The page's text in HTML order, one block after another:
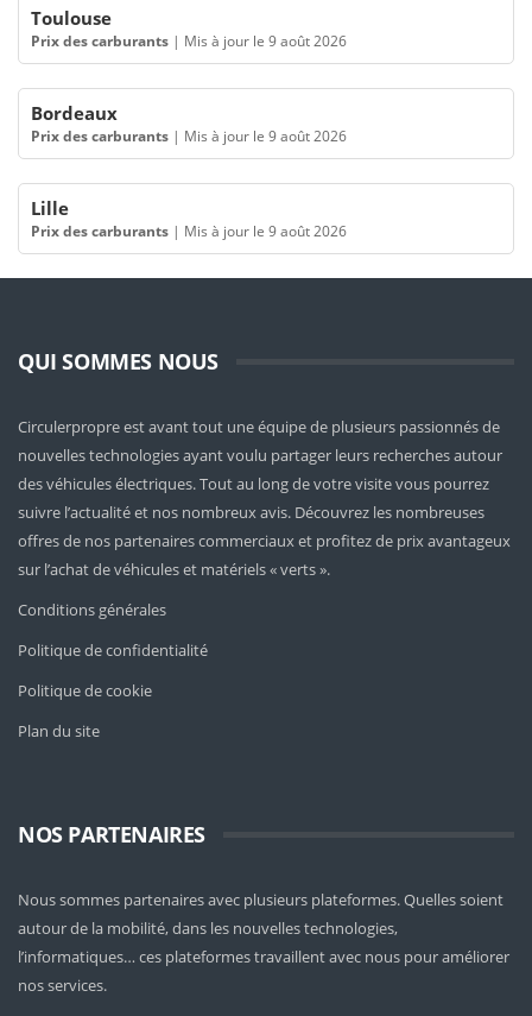
Toulouse
Prix des carburants | Mis à jour le 9 août 2026
Bordeaux
Prix des carburants | Mis à jour le 9 août 2026
Lille
Prix des carburants | Mis à jour le 9 août 2026
QUI SOMMES NOUS
Circulerpropre est avant tout une équipe de plusieurs passionnés de
nouvelles technologies ayant voulu partager leurs recherches autour
des véhicules électriques. Tout au long de votre visite vous pourrez
suivre l’actualité et nos nombreux avis. Découvrez les nombreuses
offres de nos partenaires commerciaux et profitez de prix avantageux
sur l’achat de véhicules et matériels « verts ».
Conditions générales
Politique de confidentialité
Politique de cookie
Plan du site
NOS PARTENAIRES
Nous sommes partenaires avec plusieurs plateformes. Quelles soient
autour de la mobilité, dans les nouvelles technologies,
l’informatiques… ces plateformes travaillent avec nous pour améliorer
nos services.